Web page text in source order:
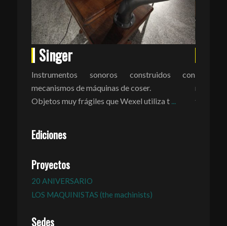
Singer
Instrumentos sonoros construidos con
mecanismos de máquinas de coser.
Objetos muy frágiles que Wexel utiliza t ...
futurista
Ediciones
Proyectos
20 ANIVERSARIO
LOS MAQUINISTAS (the machinists)
Sedes